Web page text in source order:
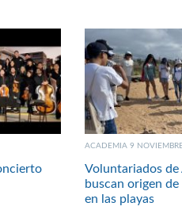
ACADEMIA 9
Voluntariados de
buscan origen
en las playas